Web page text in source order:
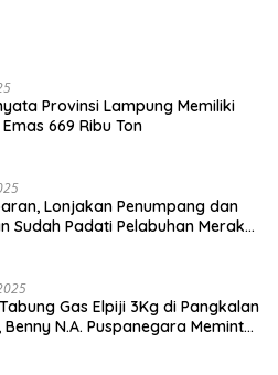
Provinsi Lampung Memiliki
669 Ribu Ton
Lonjakan Penumpang dan
Sudah Padati Pelabuhan Merak
Gas Elpiji 3Kg di Pangkalan
Benny N.A. Puspanegara Meminta